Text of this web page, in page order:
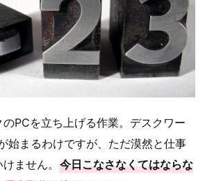
PCを立ち上げる作業。デスクワー
始まるわけですが、ただ漠然と仕事
ません。 今日こなさなくてはならな